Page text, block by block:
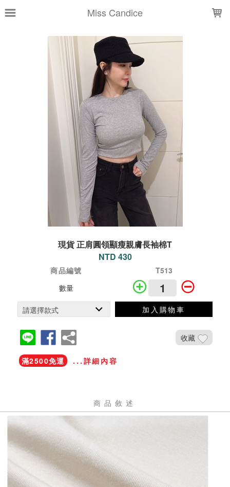
Miss Candice
現貨 正肩圓領顯瘦親膚長袖棉T
NTD 430
商品編號
T513
數量
加入購物車
收藏
滿2500免運 ...詳細內容
商品敘述